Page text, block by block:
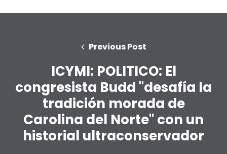
Previous Post
ICYMI: POLITICO: El
congresista Budd "desafía la
tradición morada de
Carolina del Norte" con un
historial ultraconservador